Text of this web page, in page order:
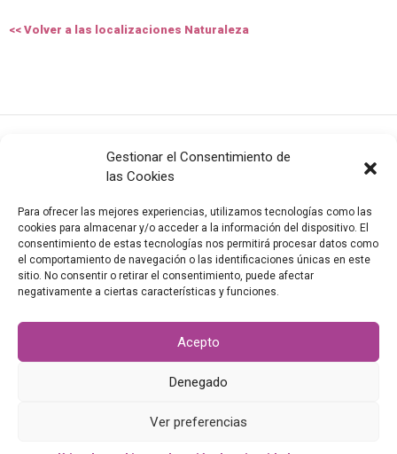
Gestionar el Consentimiento de
las Cookies
Para ofrecer las mejores experiencias, utilizamos tecnologías como las
cookies para almacenar y/o acceder a la información del dispositivo. El
consentimiento de estas tecnologías nos permitirá procesar datos como
el comportamiento de navegación o las identificaciones únicas en este
sitio. No consentir o retirar el consentimiento, puede afectar
negativamente a ciertas características y funciones.
Acepto
Denegado
Ver preferencias
<< Volver a las localizaciones Naturaleza
info@valladolidcityoffilm.com|Newsletter
©2026VALLADOLID CITY OF FILM
legal